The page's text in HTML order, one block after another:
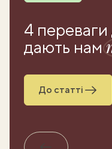
4 переваги
дають нам
До статті